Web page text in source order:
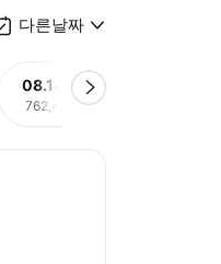
다른날짜
08.14(금)
762,432원